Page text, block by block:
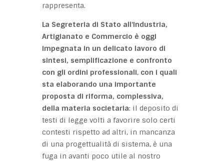
rappresenta.
La Segreteria di Stato all’Industria,
Artigianato e Commercio è oggi
impegnata in un delicato lavoro di
sintesi, semplificazione e confronto
con gli ordini professionali, con i quali
sta elaborando una importante
proposta di riforma, complessiva,
della materia societaria: il deposito di
testi di legge volti a favorire solo certi
contesti rispetto ad altri, in mancanza
di una progettualità di sistema, è una
fuga in avanti poco utile al nostro